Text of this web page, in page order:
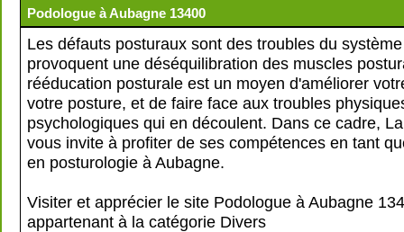
Podologue à Aubagne 13400
Les défauts posturaux sont des troubles du
provoquent une déséquilibration des muscles
rééducation posturale est un moyen d'améliorer
votre posture, et de faire face aux troubles
psychologiques qui en découlent. Dans ce cadre,
vous invite à profiter de ses compétences en tant
en posturologie à Aubagne.
Visiter et apprécier le site Podologue à Aubagne
appartenant à la catégorie Divers